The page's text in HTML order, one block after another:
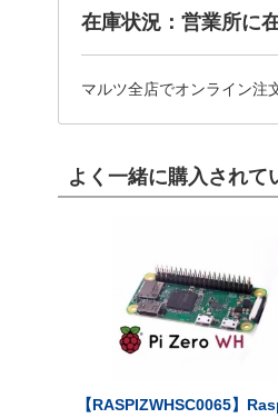
在庫状況：営業所に
マルツ全店でオンライン注
よく一緒に購入されて
【RASPIZWHSC0065】